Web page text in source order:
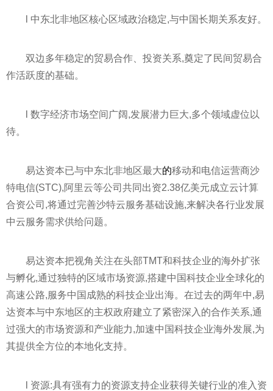
l 中东北非地区核心区域政治稳定,与中国长期关系友好。
双边多年稳定的贸易合作、投资关系,奠定了民间贸易合
作活跃度的基础。
l 数字经济市场空间广阔,发展潜力巨大,多个领域虚位以
待。
易达资本已与中东北非地区最大的移动和电信运营商沙
特电信(STC),阿里云等公司共同出资2.38亿美元成立云计算
合资公司,将通过完善沙特云服务基础设施,来解决各行业发展
中云服务需求供给问题。
易达资本把视角关注在头部TMT和科技企业的海外扩张
与孵化,通过独特的区域市场资源,搭建中国科技企业全球化的
高速公路,服务中国成熟的科技企业出海。在过去的两年中,易
达资本与中东地区的主权政府建立了紧密深入的合作关系,通
过强大的市场资源和产业能力,加速中国科技企业海外发展,为
其提供全方位的本地化支持。
l 资源:具有强有力的资源支持企业获得关键行业的准入资